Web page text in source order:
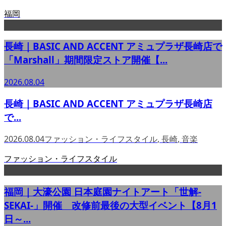
福岡
長崎｜BASIC AND ACCENT アミュプラザ長崎店で
「Marshall」期間限定ストア開催【...
2026.08.04
長崎｜BASIC AND ACCENT アミュプラザ長崎店
で...
2026.08.04ファッション・ライフスタイル, 長崎, 音楽
ファッション・ライフスタイル
福岡｜大濠公園 日本庭園ナイトアート「世解-
SEKAI-」開催 改修前最後の大型イベント【8月1
日～...